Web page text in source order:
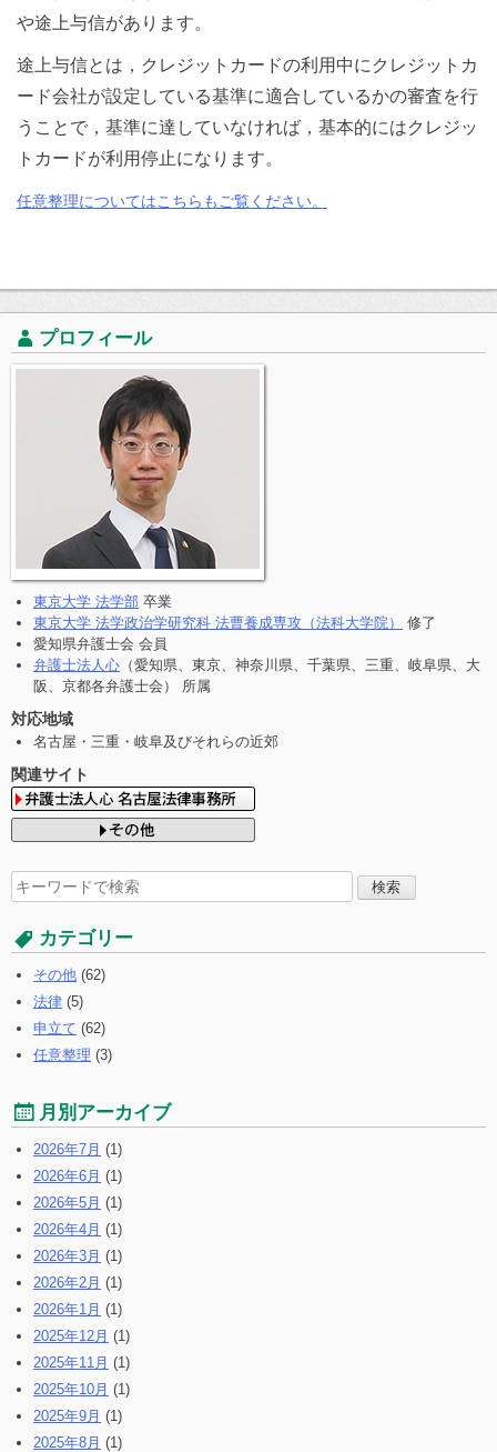
や途上与信があります。
途上与信とは，クレジットカードの利用中にクレジットカ
ード会社が設定している基準に適合しているかの審査を行
うことで，基準に達していなければ，基本的にはクレジッ
トカードが利用停止になります。
任意整理についてはこちらもご覧ください。
プロフィール
東京大学 法学部 卒業
東京大学 法学政治学研究科 法曹養成専攻（法科大学院）
修了
愛知県弁護士会 会員
弁護士法人心 （愛知県、東京、神奈川県、千葉県、三重、岐阜県、大
阪、京都各弁護士会） 所属
対応地域
名古屋・三重・岐阜及びそれらの近郊
関連サイト
検
索
す
る:
カテゴリー
その他 (62)
法律 (5)
申立て (62)
任意整理 (3)
月別アーカイブ
2026年7月 (1)
2026年6月 (1)
2026年5月 (1)
2026年4月 (1)
2026年3月 (1)
2026年2月 (1)
2026年1月 (1)
2025年12月 (1)
2025年11月 (1)
2025年10月 (1)
2025年9月 (1)
2025年8月 (1)